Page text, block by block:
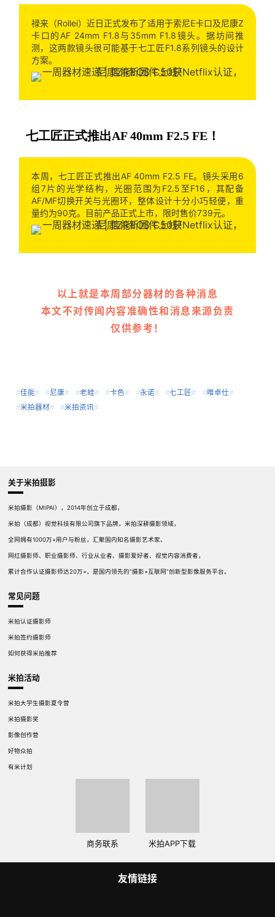
禄来（Rollei）近日正式发布了适用于索尼E卡口及尼康Z
卡口的AF 24mm F1.8与35mm F1.8镜头。据坊间推
测，这两款镜头很可能基于七工匠F1.8系列镜头的设计
方案。
七工匠正式推出AF 40mm F2.5 FE！
本周，七工匠正式推出AF 40mm F2.5 FE。镜头采用6
组7片的光学结构，光圈范围为F2.5至F16，其配备
AF/MF切换开关与光圈环，整体设计十分小巧轻便，重
量约为90克。目前产品正式上市，限时售价739元。
以上就是本周部分器材的各种消息
本文不对传闻内容准确性和消息来源负责
仅供参考！
#佳能# #尼康# #老蛙# #卡色# #永诺# #七工匠# #唯卓仕#
#米拍器材# #米拍资讯#
关于米拍摄影
米拍摄影（MIPAI），2014年创立于成都，
米拍（成都）视觉科技有限公司旗下品牌，米拍深耕摄影领域，
全网拥有1000万+用户与粉丝，汇聚国内知名摄影艺术家、
网红摄影师、职业摄影师、行业从业者、摄影爱好者、视觉内容消费者，
累计合作认证摄影师达20万+，是国内领先的“摄影+互联网”创新型影像服务平台。
常见问题
米拍认证摄影师
米拍签约摄影师
如何获得米拍推荐
米拍活动
米拍大学生摄影夏令营
米拍摄影奖
影像创作营
好物众拍
有米计划
商务联系 米拍APP下载
友情链接